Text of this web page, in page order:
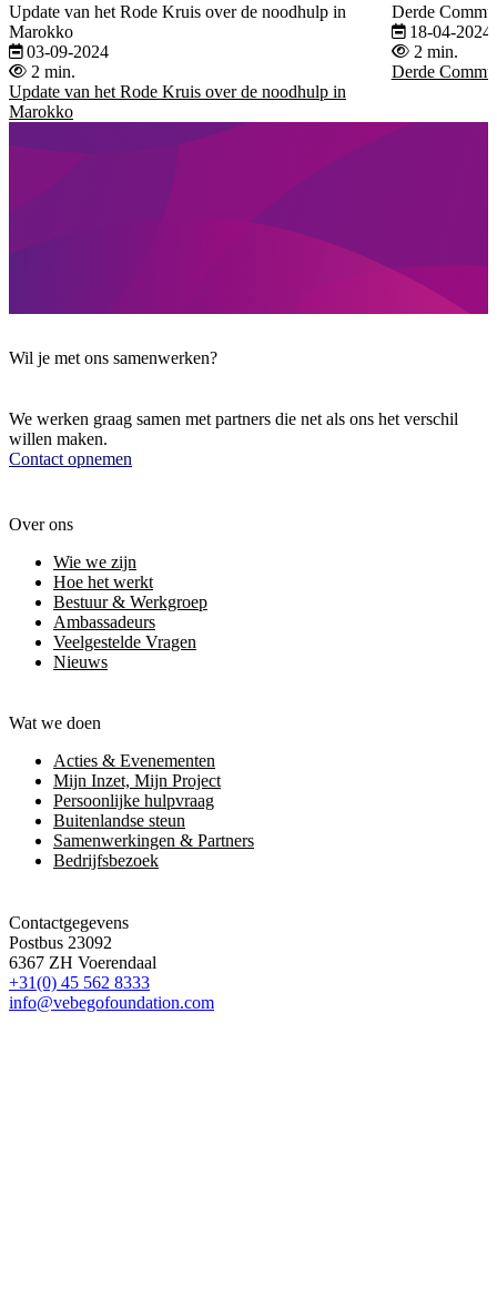
Update van het Rode Kruis over de noodhulp in
Marokko
03-09-2024
2 min.
Update van het Rode Kruis over de noodhulp in
Marokko
Derde
18-04-2024
2 min.
Derde
Wil je met ons samenwerken?
We werken graag samen met partners die net als ons het verschil
willen maken.
Contact opnemen
Over ons
Wie we zijn
Hoe het werkt
Bestuur & Werkgroep
Ambassadeurs
Veelgestelde Vragen
Nieuws
Wat we doen
Acties & Evenementen
Mijn Inzet, Mijn Project
Persoonlijke hulpvraag
Buitenlandse steun
Samenwerkingen & Partners
Bedrijfsbezoek
Contactgegevens
Postbus 23092
6367 ZH Voerendaal
+31(0) 45 562 8333
info@vebegofoundation.com